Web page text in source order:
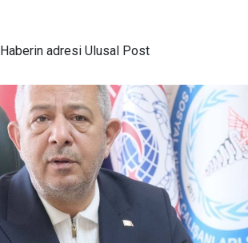
Haberin adresi Ulusal Post